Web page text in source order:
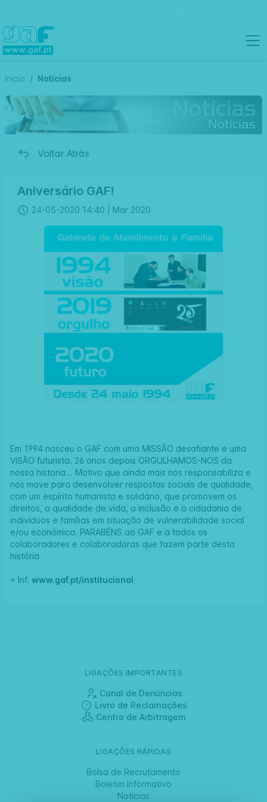
Inicio Notícias
Voltar Atrás
Aniversário GAF!
24-05-2020 14:40 | Mar 2020
Em 1994 nasceu o GAF com uma MISSÃO desafiante e uma
VISÃO futurista. 26 anos depois ORGULHAMOS-NOS da
nossa historia... Motivo que ainda mais nos responsabiliza e
nos move para desenvolver respostas sociais de qualidade,
com um espírito humanista e solidário, que promovem os
direitos, a qualidade de vida, a inclusão e a cidadania de
indivíduos e famílias em situação de vulnerabilidade social
e/ou económica. PARABÉNS ao GAF e a todos os
colaboradores e colaboradoras que fazem parte desta
história
+ Inf. www.gaf.pt/institucional
LIGAÇÕES IMPORTANTES
Canal de Denúncias
Livro de Reclamações
Centro de Arbitragem
LIGAÇÕES RÁPIDAS
Bolsa de Recrutamento
Boletim Informativo
Notícias